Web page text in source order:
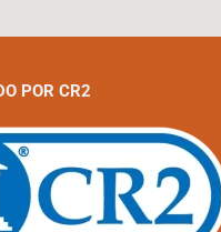
POR CR2